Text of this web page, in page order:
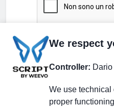
We respect
Controller:
We use technical
proper